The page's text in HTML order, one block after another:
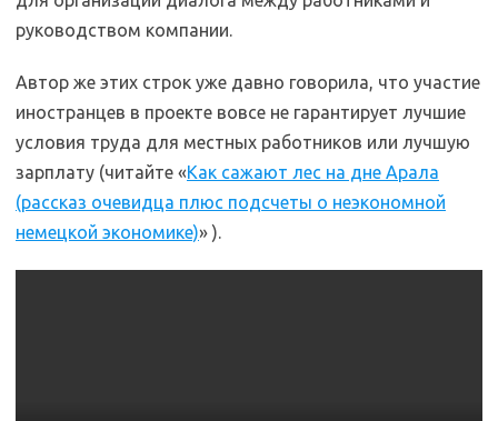
руководством компании.
Автор же этих строк уже давно говорила, что участие
иностранцев в проекте вовсе не гарантирует лучшие
условия труда для местных работников или лучшую
зарплату (читайте «Как сажают лес на дне Арала
(рассказ очевидца плюс подсчеты о неэкономной
немецкой экономике)» ).